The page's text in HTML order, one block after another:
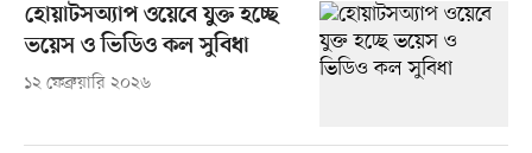
হোয়াটসঅ্যাপ ওয়েবে যুক্ত হচ্ছে
ভয়েস ও ভিডিও কল সুবিধা
১২ ফেব্রুয়ারি ২০২৬